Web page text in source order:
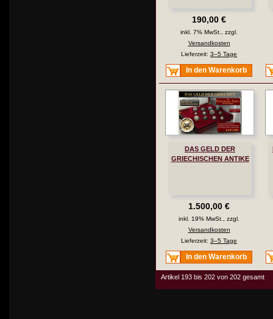
190,00 €
inkl. 7% MwSt., zzgl.
Versandkosten
Lieferzeit: 3–5 Tage
In den Warenkorb
DAS GELD DER
GRIECHISCHEN ANTIKE
1.500,00 €
inkl. 19% MwSt., zzgl.
Versandkosten
Lieferzeit: 3–5 Tage
In den Warenkorb
Artikel 193 bis 202 von 202 gesamt